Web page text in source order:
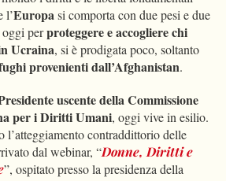
l’Europasi comporta con due pesi e due
perproteggere e accogliere chi
Ucraina, si è prodigata poco, soltanto
provenienti dall’Afghanistan.
uscente della Commissione
per i Diritti Umani, oggi vive in esilio.
l’atteggiamento contraddittorio delle
dal webinar, “Donne, Diritti e
”, ospitato presso la presidenza della